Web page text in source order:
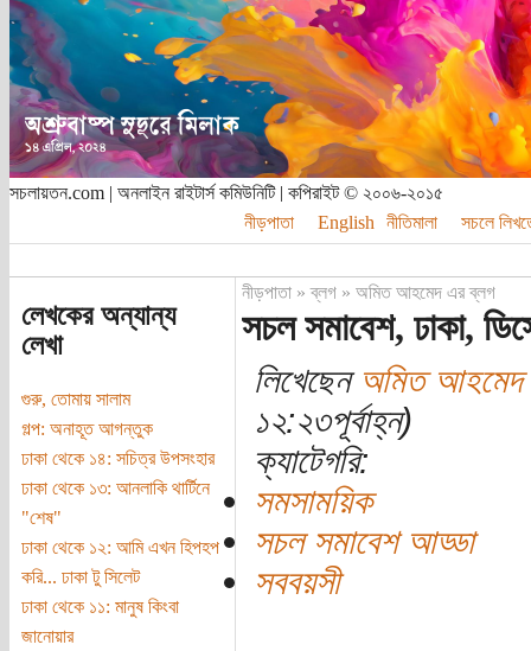
সচলায়তন.com | অনলাইন রাইটার্স কমিউনিটি | কপিরাইট © ২০০৬-২০১৫
নীড়পাতা
English নীতিমালা সচলে
লেখকের অন্যান্য
লেখা
গুরু, তোমায় সালাম
গল্প: অনাহূত আগন্তুক
ঢাকা থেকে ১৪: সচিত্র উপসংহার
ঢাকা থেকে ১৩: আনলাকি থার্টিনে
"শেষ"
ঢাকা থেকে ১২: আমি এখন হিপহপ
করি... ঢাকা টু সিলেট
ঢাকা থেকে ১১: মানুষ কিংবা
জানোয়ার
নীড়পাতা»ব্লগ» অমিত আহমেদ এর ব্লগ
সচল সমাবেশ, ঢাকা,
লিখেছেন অমিত আহমেদ
১২:২৩পূর্বাহ্ন)
ক্যাটেগরি:
সমসাময়িক
সচল সমাবেশ আড্ডা
সববয়সী